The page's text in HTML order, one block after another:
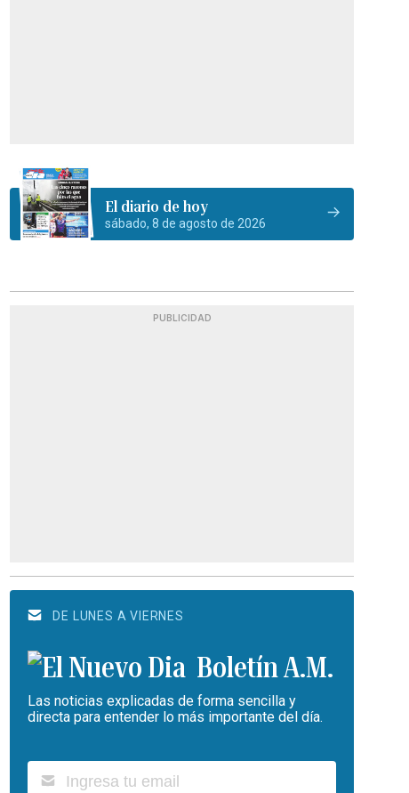
El diario de hoy
sábado, 8 de agosto de 2026
PUBLICIDAD
DE LUNES A VIERNES
Boletín A.M.
Las noticias explicadas de forma sencilla y
directa para entender lo más importante del día.